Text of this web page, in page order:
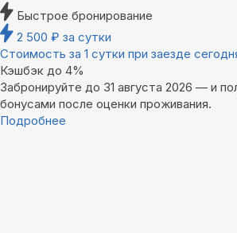
Быстрое бронирование
2 500 ₽ за сутки
Стоимость за 1 сутки при заезде
Кэшбэк до 4%
Забронируйте до 31 августа 2026 — и
бонусами после оценки проживания.
Подробнее